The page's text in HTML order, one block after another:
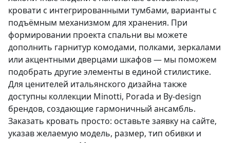
кровати с интегрированными тумбами, варианты с
подъёмным механизмом для хранения. При
формировании проекта спальни вы можете
дополнить гарнитур комодами, полками, зеркалами
или акцентными дверцами шкафов — мы поможем
подобрать другие элементы в единой стилистике.
Для ценителей итальянского дизайна также
доступны коллекции Minotti, Porada и By-design
брендов, создающие гармоничный ансамбль.
Заказать кровать просто: оставьте заявку на сайте,
указав желаемую модель, размер, тип обивки и